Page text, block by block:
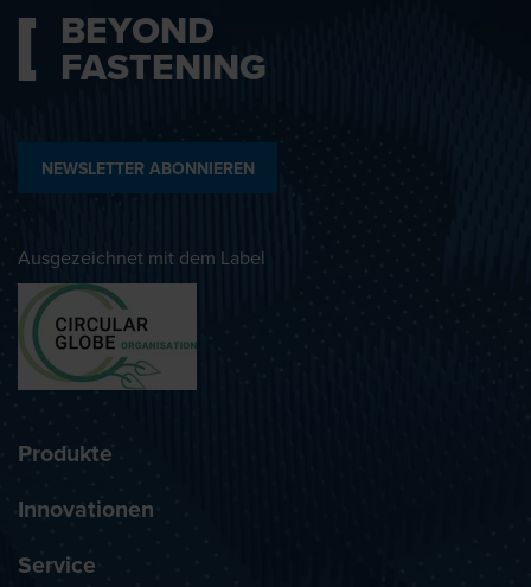
BEYOND
FASTENING
NEWSLETTER ABONNIEREN
Ausgezeichnet mit dem Label
Produkte
Innovationen
Service